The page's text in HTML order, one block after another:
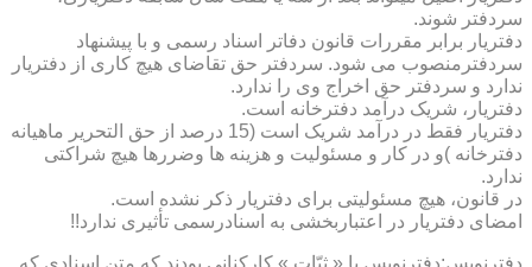
سردفتر شوند.
دفتریار برابر مقررات قانون دفاتر اسناد رسمی و با پیشنهاد
سردفترمنصوب می شود. سردفتر حق تقاضای هیچ کاری از دفتریار
ندارد و سردفتر حق اخراج وی را ندارد.
دفتریار، شریک درآمد دفترخانه است.
دفتریار فقط در درآمد شریک است (15 درصد از حق التحریر ماهیانه
دفترخانه )و در کار و مسئولیت و هزینه ها وضررها هیچ شراکتی
ندارد.
در قانون، هیچ مسئولیتی برای دفتریار ذکر نشده است.
امضای دفتریار در اعتباربخشی به اسنادرسمی تأثیری ندارد!!